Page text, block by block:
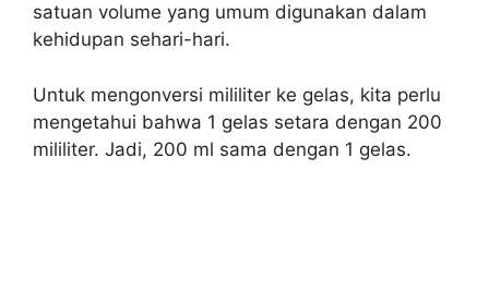
satuan volume yang umum digunakan dalam
kehidupan sehari-hari.
Untuk mengonversi mililiter ke gelas, kita perlu
mengetahui bahwa 1 gelas setara dengan 200
mililiter. Jadi, 200 ml sama dengan 1 gelas.